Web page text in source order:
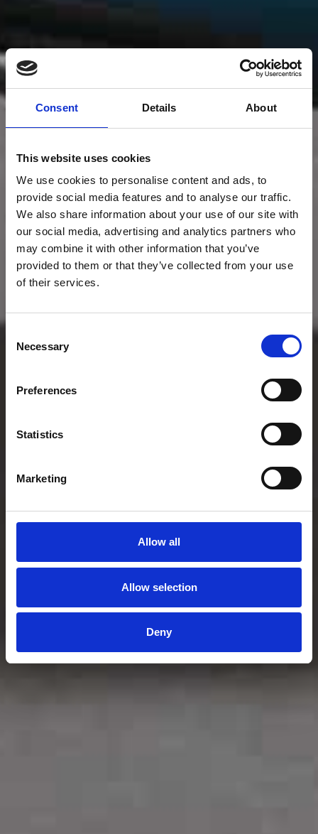
Consent Details About
This website uses cookies
We use cookies to personalise content and ads, to
provide social media features and to analyse our traffic.
We also share information about your use of our site with
our social media, advertising and analytics partners who
may combine it with other information that you’ve
provided to them or that they’ve collected from your use
of their services.
Selection
Necessary
Preferences
Statistics
Marketing
Allow all
Allow selection
Deny